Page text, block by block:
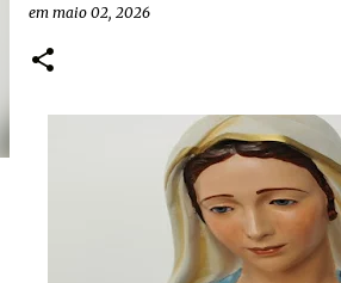
em maio 02, 2026